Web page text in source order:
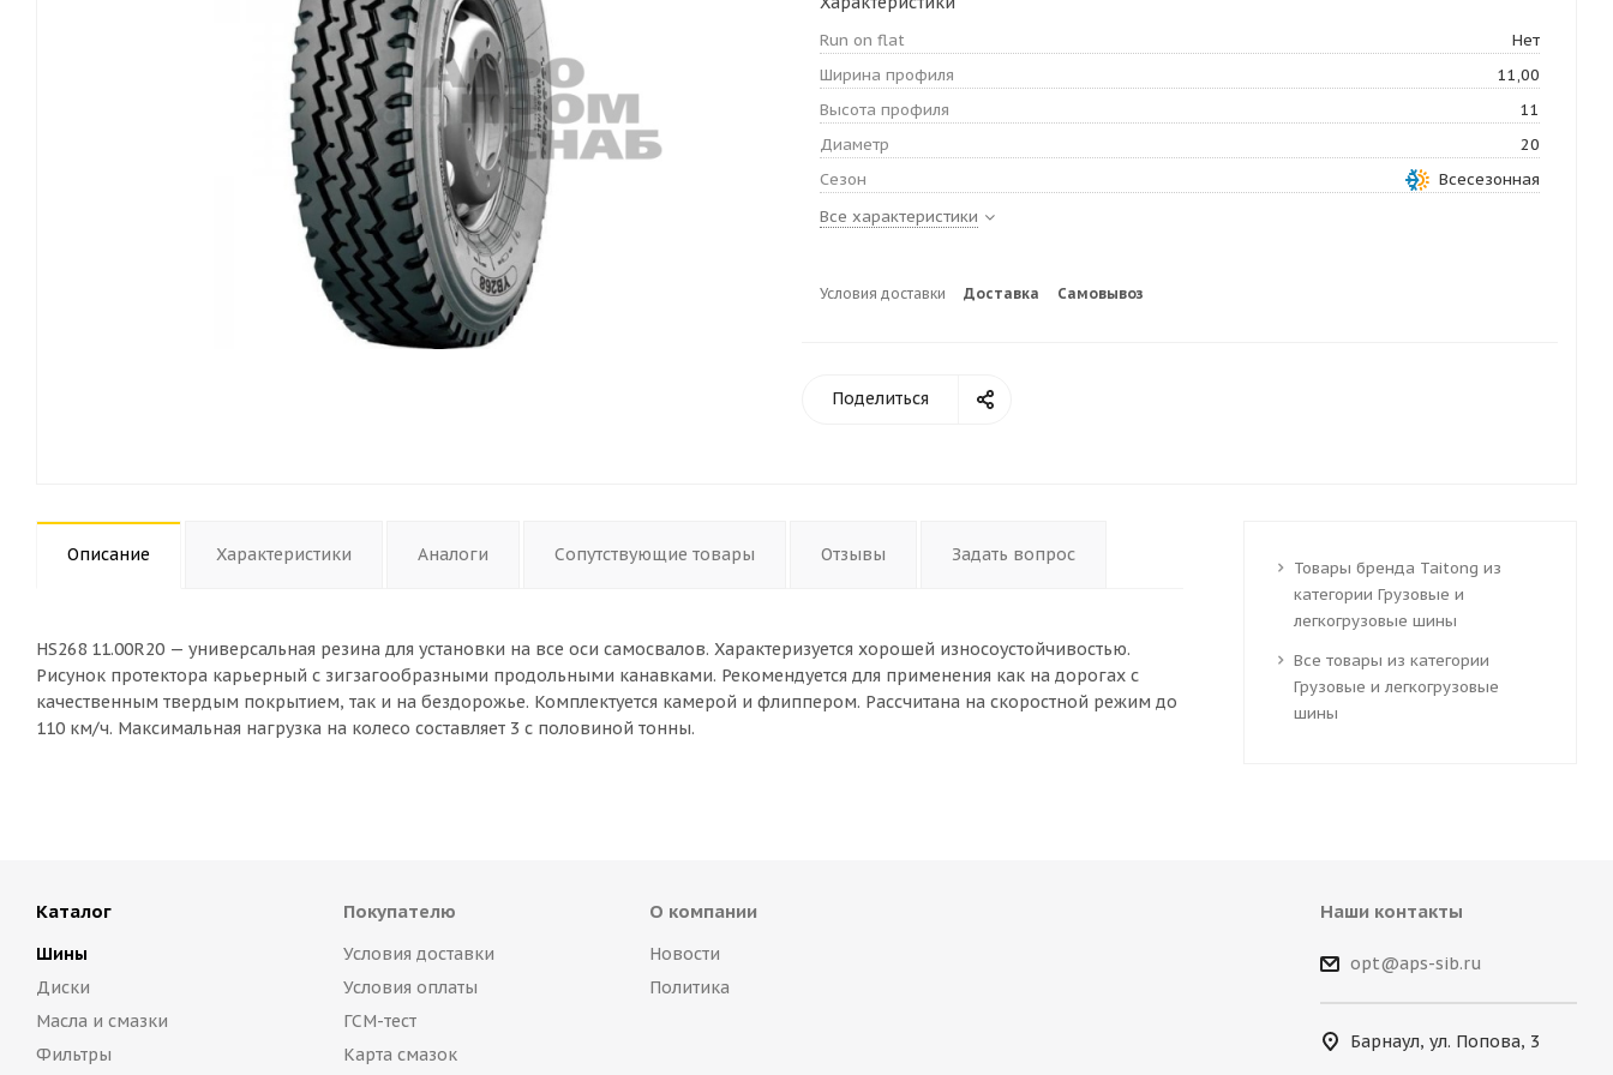
Run on flat
Нет
Ширина профиля
11,00
Высота профиля
11
Диаметр
20
Сезон
Всесезонная
Все характеристики
Условия доставки Доставка Самовывоз
Поделиться
Описание Характеристики Аналоги Сопутствующие товары Отзывы Задать вопрос
HS268 11.00R20 — универсальная резина для установки на все оси самосвалов. Характеризуется хорошей износоустойчивостью.
Рисунок протектора карьерный с зигзагообразными продольными канавками. Рекомендуется для применения как на дорогах с
качественным твердым покрытием, так и на бездорожье. Комплектуется камерой и флиппером. Рассчитана на скоростной режим до
110 км/ч. Максимальная нагрузка на колесо составляет 3 с половиной тонны.
Товары бренда Taitong из
категории Грузовые и
легкогрузовые шины
Все товары из категории
Грузовые и легкогрузовые
шины
Каталог
Шины
Диски
Масла и смазки
Фильтры
Покупателю
Условия доставки
Условия оплаты
ГСМ-тест
Карта смазок
О компании
Новости
Политика
Наши контакты
opt@aps-sib.ru
Барнаул, ул. Попова, 3